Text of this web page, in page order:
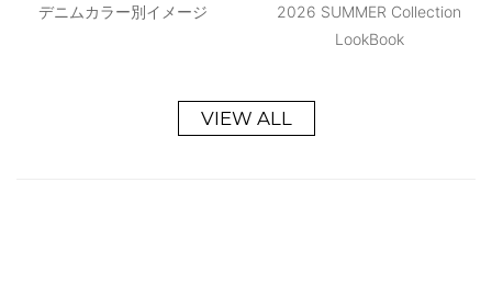
デニムカラー別イメージ
2026 SUMMER Collection
LookBook
VIEW ALL